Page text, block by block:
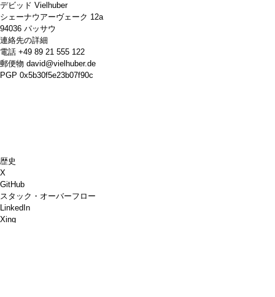
デビッド Vielhuber
シェーナウアーヴェーク 12a
94036 パッサウ
連絡先の詳細
電話 +49 89 21 555 122
郵便物 david@vielhuber.de
PGP 0x5b30f5e23b07f90c
歴史
X
GitHub
スタック・オーバーフロー
LinkedIn
Xing